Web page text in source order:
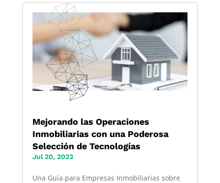
Mejorando las Operaciones
Inmobiliarias con una Poderosa
Selección de Tecnologías
Jul 20, 2023
Una Guía para Empresas Inmobiliarias sobre